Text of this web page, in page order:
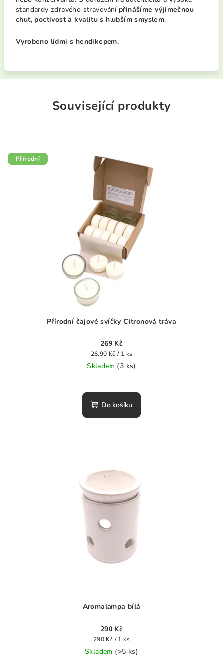
standardy zdravého stravování přinášíme výjimečnou
chuť, poctivost a kvalitu s hlubším smyslem.
Vyrobeno lidmi s hendikepem.
Související produkty
Přírodní
Přírodní čajové svíčky Citronová tráva
269 Kč
Měrná
cena:
26,90 Kč / 1 ks
Skladem (3 ks)
hodnocení
produktu
Do košíku
Aromalampa bílá
290 Kč
Měrná
cena:
290 Kč / 1 ks
Skladem (>5 ks)